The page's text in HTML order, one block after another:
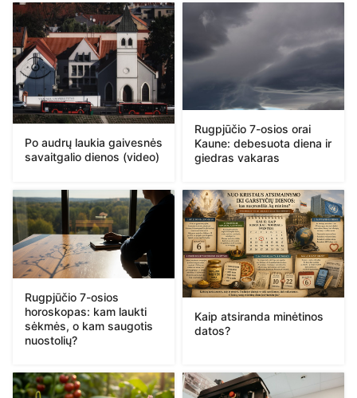
Po audrų laukia gaivesnės
savaitgalio dienos (video)
Rugpjūčio 7-osios orai
Kaune: debesuota diena ir
giedras vakaras
Rugpjūčio 7-osios
horoskopas: kam laukti
sėkmės, o kam saugotis
nuostolių?
Kaip atsiranda minėtinos
datos?